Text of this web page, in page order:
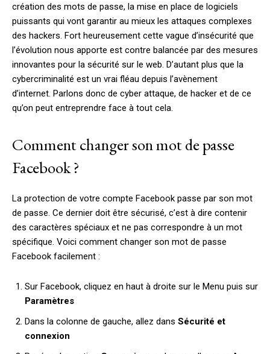
création des mots de passe, la mise en place de logiciels
puissants qui vont garantir au mieux les attaques complexes
des hackers. Fort heureusement cette vague d’insécurité que
l’évolution nous apporte est contre balancée par des mesures
innovantes pour la sécurité sur le web. D’autant plus que la
cybercriminalité est un vrai fléau depuis l’avènement
d’internet. Parlons donc de cyber attaque, de hacker et de ce
qu’on peut entreprendre face à tout cela.
Comment changer son mot de passe
Facebook ?
La protection de votre compte Facebook passe par son mot
de passe. Ce dernier doit être sécurisé, c’est à dire contenir
des caractères spéciaux et ne pas correspondre à un mot
spécifique. Voici comment changer son mot de passe
Facebook facilement :
Sur Facebook, cliquez en haut à droite sur le Menu puis sur
Paramètres
Dans la colonne de gauche, allez dans Sécurité et
connexion